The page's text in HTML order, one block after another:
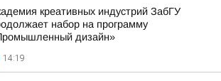
креативных индустрий ЗабГУ
набор на программу
дизайн»
14:19